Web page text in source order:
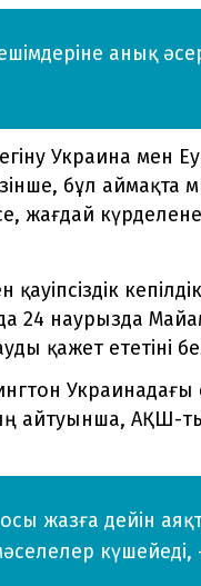
анық
Украина мен
бұл
жағдай күрделене
24 наурызда
қажет ететіні
Украинадағы
айтуынша, АҚШ-
жазға дейін
күшейеді,